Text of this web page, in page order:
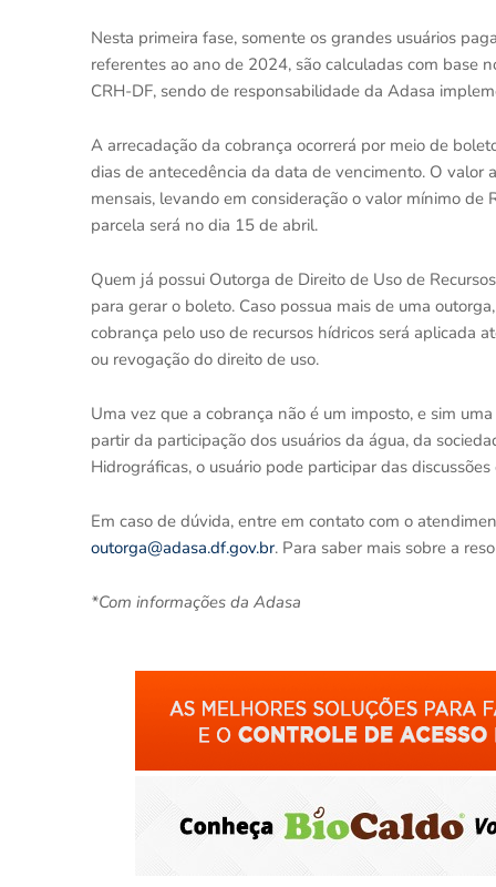
Nesta primeira fase, somente os grandes usuários
referentes ao ano de 2024, são calculadas com base
CRH-DF, sendo de responsabilidade da Adasa
A arrecadação da cobrança ocorrerá por meio de
dias de antecedência da data de vencimento. O valor
mensais, levando em consideração o valor mínimo
parcela será no dia 15 de abril.
Quem já possui Outorga de Direito de Uso de
para gerar o boleto. Caso possua mais de uma
cobrança pelo uso de recursos hídricos será aplicada
ou revogação do direito de uso.
Uma vez que a cobrança não é um imposto, e sim
partir da participação dos usuários da água, da
Hidrográficas, o usuário pode participar das discussões
Em caso de dúvida, entre em contato com o
outorga@adasa.df.gov.br. Para saber mais sobre a
*Com informações da Adasa